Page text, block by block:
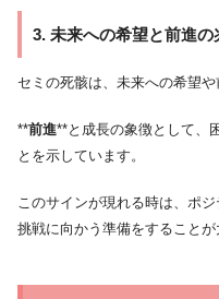
3. 未来への希望と前進の
セミの死骸は、未来への希望や
**前進**と成長の象徴として、
とを示しています。
このサインが現れる時は、ポ
挑戦に向かう準備をすることが